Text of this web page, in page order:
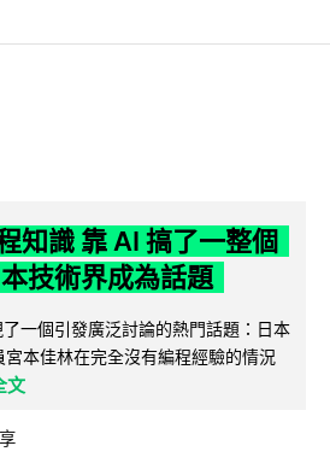
知識 靠 AI 搞了一整個
技術界成為話題
一個引發廣泛討論的熱門話題：日本
本佳林在完全沒有編程經驗的情況
文